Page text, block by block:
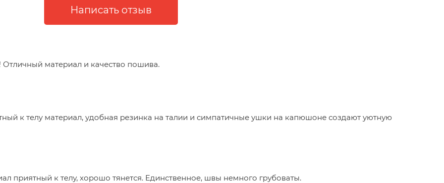
Отличный материал и качество пошива.
к телу материал, удобная резинка на талии и симпатичные ушки на капюшоне создают уютную
приятный к телу, хорошо тянется. Единственное, швы немного грубоваты.